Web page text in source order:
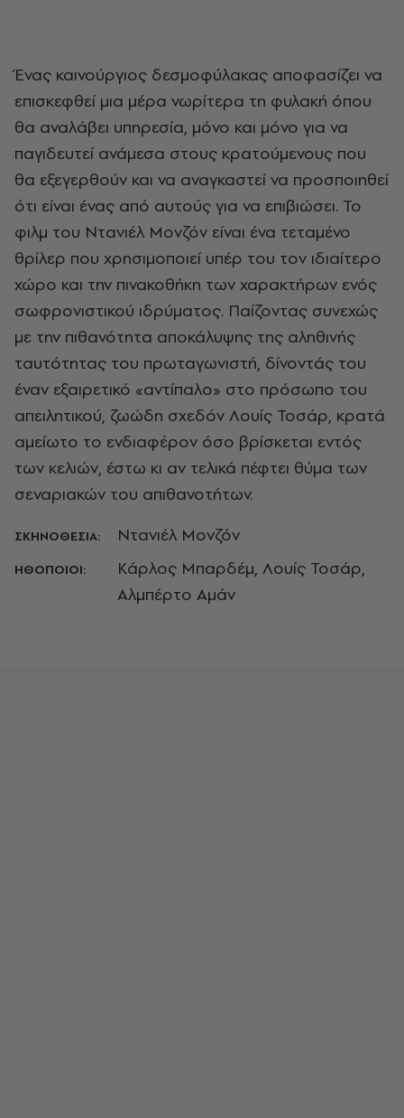
Ένας καινούργιος δεσμοφύλακας αποφασίζει να
επισκεφθεί μια μέρα νωρίτερα τη φυλακή όπου
θα αναλάβει υπηρεσία, μόνο και μόνο για να
παγιδευτεί ανάμεσα στους κρατούμενους που
θα εξεγερθούν και να αναγκαστεί να προσποιηθεί
ότι είναι ένας από αυτούς για να επιβιώσει. Το
φιλμ του Ντανιέλ Μονζόν είναι ένα τεταμένο
θρίλερ που χρησιμοποιεί υπέρ του τον ιδιαίτερο
χώρο και την πινακοθήκη των χαρακτήρων ενός
σωφρονιστικού ιδρύματος. Παίζοντας συνεχώς
με την πιθανότητα αποκάλυψης της αληθινής
ταυτότητας του πρωταγωνιστή, δίνοντάς του
έναν εξαιρετικό «αντίπαλο» στο πρόσωπο του
απειλητικού, ζωώδη σχεδόν Λουίς Τοσάρ, κρατά
αμείωτο το ενδιαφέρον όσο βρίσκεται εντός
των κελιών, έστω κι αν τελικά πέφτει θύμα των
σεναριακών του απιθανοτήτων.
ΣΚΗΝΟΘΕΣΙΑ: Ντανιέλ Μονζόν
ΗΘΟΠΟΙΟΙ:
Κάρλος Μπαρδέμ, Λουίς Τοσάρ,
Αλμπέρτο Αμάν